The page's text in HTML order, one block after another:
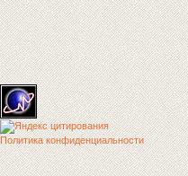
Политика конфиденциальности